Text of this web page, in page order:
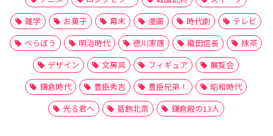
雑学
お菓子 幕末 漫画 時代劇
テレビ
べらぼう
明治時代 徳川家康 織田信長
抹茶
デザイン
文房具 フィギュア
展覧会
鎌倉時代
豊臣秀吉 豊臣兄弟！
昭和時代
光る君へ
葛飾北斎 鎌倉殿の13人